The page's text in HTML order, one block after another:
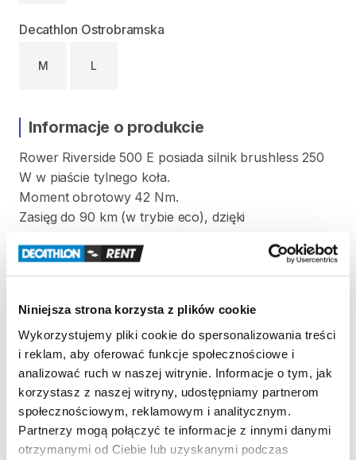
Niniejsza strona korzysta z plików cookie
Wykorzystujemy pliki cookie do spersonalizowania treści
i reklam, aby oferować funkcje społecznościowe i
analizować ruch w naszej witrynie. Informacje o tym, jak
korzystasz z naszej witryny, udostępniamy partnerom
społecznościowym, reklamowym i analitycznym.
Partnerzy mogą połączyć te informacje z innymi danymi
otrzymanymi od Ciebie lub uzyskanymi podczas
Decathlon Ostrobramska
M L
Informacje o produkcie
Rower Riverside 500 E posiada silnik brushless 250
W w piaście tylnego koła.
Moment obrotowy 42 Nm.
Zasięg do 90 km (w trybie eco)​,​ dzięki
pojemności
Napęd 8-rzędowy z przerzutką RD M25.
Waga w rozm. M: 21​,​9 kg
Rower wyposażony w błotniki i stopkę.
Strona produktu w sklepie
Zasady wypożyczenia